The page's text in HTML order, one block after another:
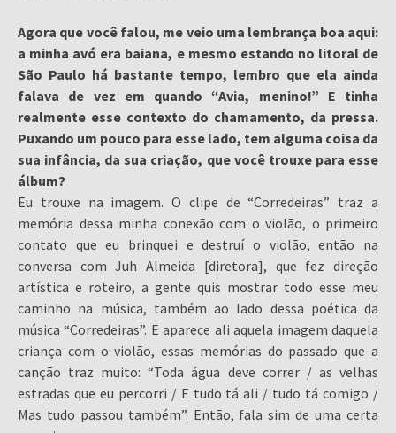
Agora que você falou, me veio uma lembrança boa aqui:
a minha avó era baiana, e mesmo estando no litoral de
São Paulo há bastante tempo, lembro que ela ainda
falava de vez em quando “Avia, menino!” E tinha
realmente esse contexto do chamamento, da pressa.
Puxando um pouco para esse lado, tem alguma coisa da
sua infância, da sua criação, que você trouxe para esse
álbum?
Eu trouxe na imagem. O clipe de “Corredeiras” traz a
memória dessa minha conexão com o violão, o primeiro
contato que eu brinquei e destruí o violão, então na
conversa com Juh Almeida [diretora], que fez direção
artística e roteiro, a gente quis mostrar todo esse meu
caminho na música, também ao lado dessa poética da
música “Corredeiras”. E aparece ali aquela imagem daquela
criança com o violão, essas memórias do passado que a
canção traz muito: “Toda água deve correr / as velhas
estradas que eu percorri / E tudo tá ali / tudo tá comigo /
Mas tudo passou também”. Então, fala sim de uma certa